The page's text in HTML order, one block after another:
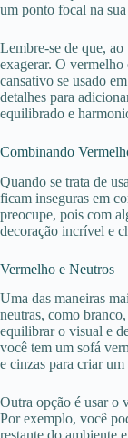
um ponto focal na
Lembre-se de que,
exagerar. O
cansativo se usado
detalhes para
equilibrado e
Combinando
Quando se trata de
ficam inseguras em
preocupe, pois com
decoração incrível e
Vermelho e Neutros
Uma das maneiras
neutras, como
equilibrar o visual e
você tem um sofá
e cinzas para criar um
Outra opção é usar o
Por exemplo, você